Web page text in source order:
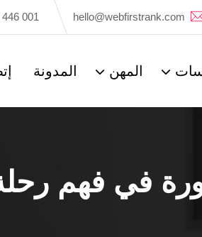
hello@webfirstrank.com
001
المهن المدونة
في فهم